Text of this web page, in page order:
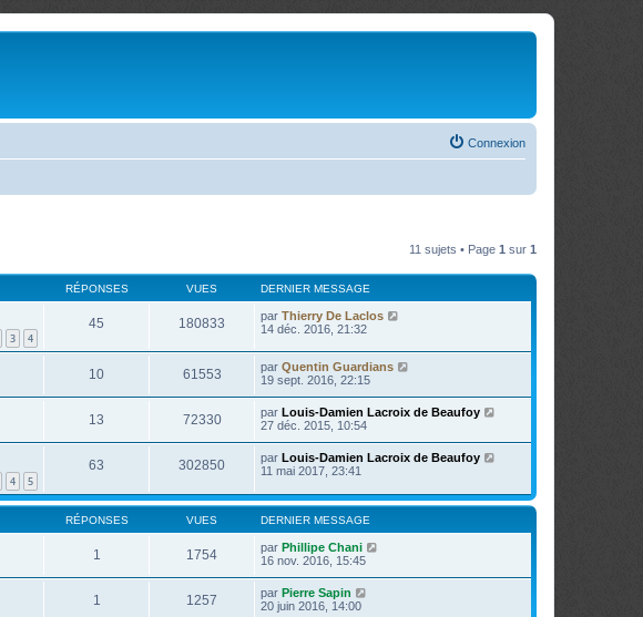
Connexion
11 sujets • Page 1 sur 1
RÉPONSES VUES DERNIER MESSAGE
3 4
45 180833 par Thierry De Laclos
14 déc. 2016, 21:32
10 61553 par Quentin Guardians
19 sept. 2016, 22:15
13 72330 par Louis-Damien Lacroix de Beaufoy
27 déc. 2015, 10:54
4 5
63 302850 par Louis-Damien Lacroix de Beaufoy
11 mai 2017, 23:41
RÉPONSES VUES DERNIER MESSAGE
1 1754 par Phillipe Chani
16 nov. 2016, 15:45
1 1257 par Pierre Sapin
20 juin 2016, 14:00